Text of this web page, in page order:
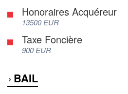
Honoraires Acquéreur
13500 EUR
Taxe Foncière
900 EUR
BAIL